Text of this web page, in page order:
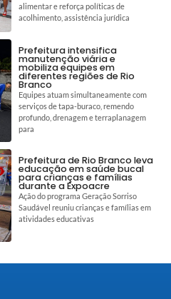
alimentar e reforça políticas de
acolhimento, assistência jurídica
Prefeitura intensifica
manutenção viária e
mobiliza equipes em
diferentes regiões de Rio
Branco
Equipes atuam simultaneamente com
serviços de tapa-buraco, remendo
profundo, drenagem e terraplanagem
para
Prefeitura de Rio Branco leva
educação em saúde bucal
para crianças e famílias
durante a Expoacre
Ação do programa Geração Sorriso
Saudável reuniu crianças e famílias em
atividades educativas